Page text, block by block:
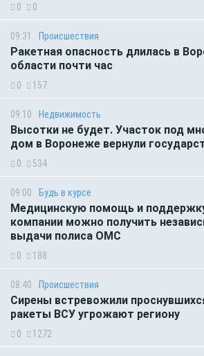
0 0
09:31 Происшествия
Ракетная опасность длилась в
области почти час
0 157
09:10 Недвижимость
Высотки не будет. Участок под
дом в Воронеже вернули
0 534
09:00 Будь в курсе
Медицинскую помощь и
компании можно получить
выдачи полиса ОМС
0 188
08:40 Происшествия
Сирены встревожили
ракеты ВСУ угрожают региону
0 1272